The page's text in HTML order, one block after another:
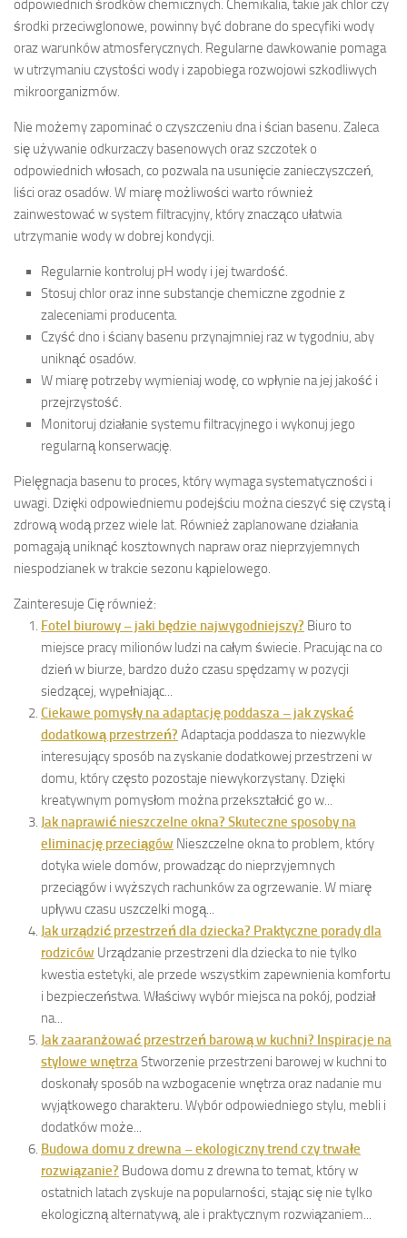
odpowiednich środków chemicznych. Chemikalia, takie jak chlor czy
środki przeciwglonowe, powinny być dobrane do specyfiki wody
oraz warunków atmosferycznych. Regularne dawkowanie pomaga
w utrzymaniu czystości wody i zapobiega rozwojowi szkodliwych
mikroorganizmów.
Nie możemy zapominać o czyszczeniu dna i ścian basenu. Zaleca
się używanie odkurzaczy basenowych oraz szczotek o
odpowiednich włosach, co pozwala na usunięcie zanieczyszczeń,
liści oraz osadów. W miarę możliwości warto również
zainwestować w system filtracyjny, który znacząco ułatwia
utrzymanie wody w dobrej kondycji.
Regularnie kontroluj pH wody i jej twardość.
Stosuj chlor oraz inne substancje chemiczne zgodnie z
zaleceniami producenta.
Czyść dno i ściany basenu przynajmniej raz w tygodniu, aby
uniknąć osadów.
W miarę potrzeby wymieniaj wodę, co wpłynie na jej jakość i
przejrzystość.
Monitoruj działanie systemu filtracyjnego i wykonuj jego
regularną konserwację.
Pielęgnacja basenu to proces, który wymaga systematyczności i
uwagi. Dzięki odpowiedniemu podejściu można cieszyć się czystą i
zdrową wodą przez wiele lat. Również zaplanowane działania
pomagają uniknąć kosztownych napraw oraz nieprzyjemnych
niespodzianek w trakcie sezonu kąpielowego.
Zainteresuje Cię również:
Fotel biurowy – jaki będzie najwygodniejszy? Biuro to
miejsce pracy milionów ludzi na całym świecie. Pracując na co
dzień w biurze, bardzo dużo czasu spędzamy w pozycji
siedzącej, wypełniając...
Ciekawe pomysły na adaptację poddasza – jak zyskać
dodatkową przestrzeń? Adaptacja poddasza to niezwykle
interesujący sposób na zyskanie dodatkowej przestrzeni w
domu, który często pozostaje niewykorzystany. Dzięki
kreatywnym pomysłom można przekształcić go w...
Jak naprawić nieszczelne okna? Skuteczne sposoby na
eliminację przeciągów Nieszczelne okna to problem, który
dotyka wiele domów, prowadząc do nieprzyjemnych
przeciągów i wyższych rachunków za ogrzewanie. W miarę
upływu czasu uszczelki mogą...
Jak urządzić przestrzeń dla dziecka? Praktyczne porady dla
rodziców Urządzanie przestrzeni dla dziecka to nie tylko
kwestia estetyki, ale przede wszystkim zapewnienia komfortu
i bezpieczeństwa. Właściwy wybór miejsca na pokój, podział
na...
Jak zaaranżować przestrzeń barową w kuchni? Inspiracje na
stylowe wnętrzaStworzenie przestrzeni barowej w kuchni to
doskonały sposób na wzbogacenie wnętrza oraz nadanie mu
wyjątkowego charakteru. Wybór odpowiedniego stylu, mebli i
dodatków może...
Budowa domu z drewna – ekologiczny trend czy trwałe
rozwiązanie? Budowa domu z drewna to temat, który w
ostatnich latach zyskuje na popularności, stając się nie tylko
ekologiczną alternatywą, ale i praktycznym rozwiązaniem...